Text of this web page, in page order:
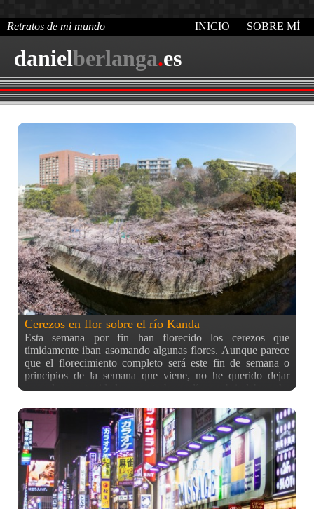
danielberlanga.es
Retratos de mi mundo INICIO SOBRE MÍ
Cerezos en flor sobre el río Kanda
Esta semana por fin han florecido los cerezos que
tímidamente iban asomando algunas flores. Aunque parece
que el florecimiento completo será este fin de semana o
principios de la semana que viene, no he querido dejar
pasar la oportunidad que este buen día me brindaba y he
mi azotea (pero esta vez en dirección contraria a la anterior)
donde se ve parte del río Kanda rodeado de cerezos en flor.
Si puedo mañana volveré a esta zona para sacar más fotos,
espero que con más tiempo, pero probablemente ya no
tenga internet debido a mudanzas, así que al menos os
quería enseñar estas fotos antes de deciros adiós por un
tiempo ;) (aunque ya me inventaré algo para conectarme
desde algún sitio)